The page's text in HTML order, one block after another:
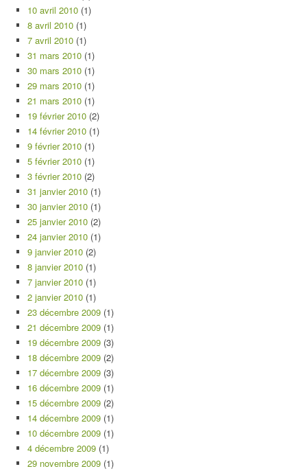
10 avril 2010 (1)
8 avril 2010 (1)
7 avril 2010 (1)
31 mars 2010 (1)
30 mars 2010 (1)
29 mars 2010 (1)
21 mars 2010 (1)
19 février 2010 (2)
14 février 2010 (1)
9 février 2010 (1)
5 février 2010 (1)
3 février 2010 (2)
31 janvier 2010 (1)
30 janvier 2010 (1)
25 janvier 2010 (2)
24 janvier 2010 (1)
9 janvier 2010 (2)
8 janvier 2010 (1)
7 janvier 2010 (1)
2 janvier 2010 (1)
23 décembre 2009 (1)
21 décembre 2009 (1)
19 décembre 2009 (3)
18 décembre 2009 (2)
17 décembre 2009 (3)
16 décembre 2009 (1)
15 décembre 2009 (2)
14 décembre 2009 (1)
10 décembre 2009 (1)
4 décembre 2009 (1)
29 novembre 2009 (1)